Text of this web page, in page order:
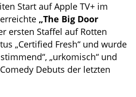
Start auf Apple TV+ im
„The Big Door
ersten Staffel auf Rotten
„Certified Fresh“ und wurde
„urkomisch“ und
Debuts der letzten